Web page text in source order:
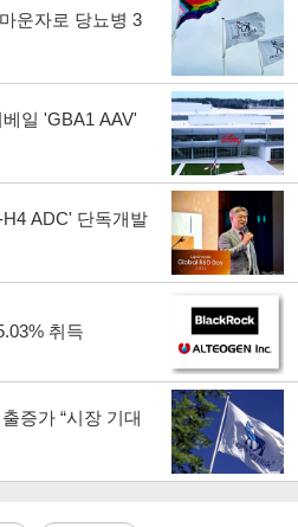
운자로 당뇨병 3
베일 'GBA1 AAV'
ADC' 단독개발
취득
증가 “시장 기대